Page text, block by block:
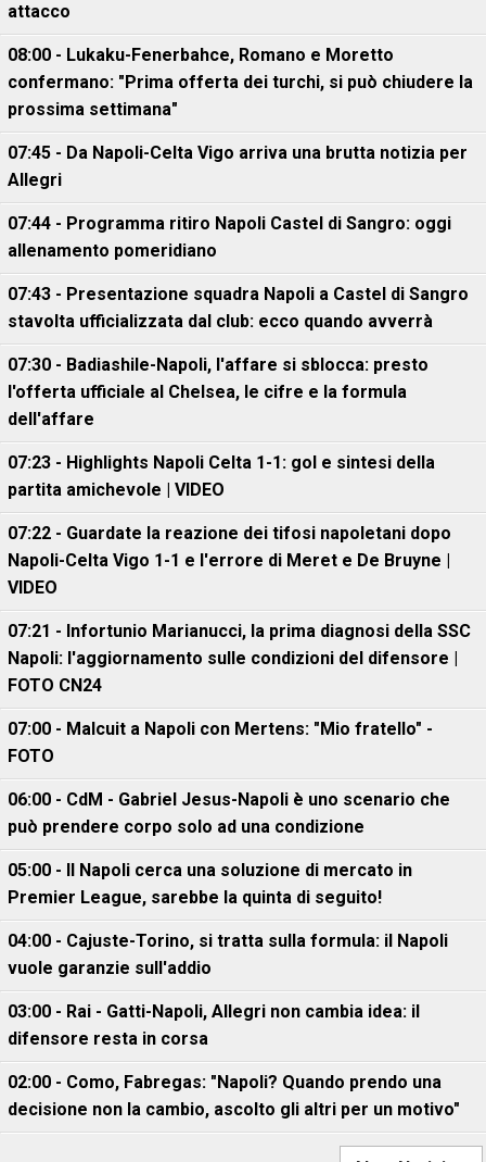
attacco
08:00 - Lukaku-Fenerbahce, Romano e Moretto
confermano: "Prima offerta dei turchi, si può chiudere la
prossima settimana"
07:45 - Da Napoli-Celta Vigo arriva una brutta notizia per
Allegri
07:44 - Programma ritiro Napoli Castel di Sangro: oggi
allenamento pomeridiano
07:43 - Presentazione squadra Napoli a Castel di Sangro
stavolta ufficializzata dal club: ecco quando avverrà
07:30 - Badiashile-Napoli, l'affare si sblocca: presto
l'offerta ufficiale al Chelsea, le cifre e la formula
dell'affare
07:23 - Highlights Napoli Celta 1-1: gol e sintesi della
partita amichevole | VIDEO
07:22 - Guardate la reazione dei tifosi napoletani dopo
Napoli-Celta Vigo 1-1 e l'errore di Meret e De Bruyne |
VIDEO
07:21 - Infortunio Marianucci, la prima diagnosi della SSC
Napoli: l'aggiornamento sulle condizioni del difensore |
FOTO CN24
07:00 - Malcuit a Napoli con Mertens: "Mio fratello" -
FOTO
06:00 - CdM - Gabriel Jesus-Napoli è uno scenario che
può prendere corpo solo ad una condizione
05:00 - Il Napoli cerca una soluzione di mercato in
Premier League, sarebbe la quinta di seguito!
04:00 - Cajuste-Torino, si tratta sulla formula: il Napoli
vuole garanzie sull'addio
03:00 - Rai - Gatti-Napoli, Allegri non cambia idea: il
difensore resta in corsa
02:00 - Como, Fabregas: "Napoli? Quando prendo una
decisione non la cambio, ascolto gli altri per un motivo"